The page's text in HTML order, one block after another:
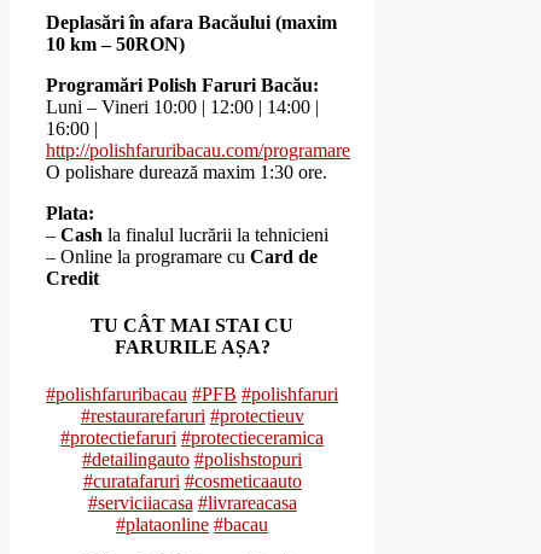
Deplasări în afara Bacăului (maxim
10 km – 50RON)
Programări Polish Faruri Bacău:
Luni – Vineri 10:00 | 12:00 | 14:00 |
16:00 |
http://polishfaruribacau.com/programare
O polishare durează maxim 1:30 ore.
Plata:
– Cash la finalul lucrării la tehnicieni
– Online la programare cu Card de
Credit
TU CÂT MAI STAI CU
FARURILE AȘA?
#polishfaruribacau #PFB #polishfaruri
#restaurarefaruri #protectieuv
#protectiefaruri #protectieceramica
#detailingauto #polishstopuri
#curatafaruri #cosmeticaauto
#serviciiacasa #livrareacasa
#plataonline #bacau